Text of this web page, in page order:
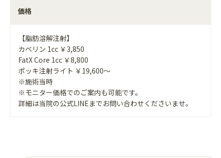
価格
【脂肪溶解注射】
カベリン 1cc ￥3,850
FatX Core 1cc ￥8,800
ポッキ注射ライト ￥19,600～
※施術当時
※モニター価格でのご案内も可能です。
詳細は当院の公式LINEまでお問い合わせくださいませ。